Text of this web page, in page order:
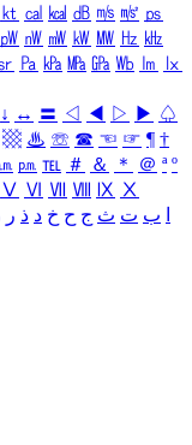
㏏ ㎈ ㎉ ㏈ ㎧ ㎨ ㎰
㎺ ㎻ ㎽ ㎾ ㎿ ㎐ ㎑
㎩ ㎪ ㎫ ㎬ ㏝ ㏐
㏓
↓ ↔ 〓 ◁ ◀ ▷ ▶ ♤
▩ ♨ ☏ ☎ ☜ ☞ ¶ †
㏘ ℡ ＃ ＆ ＊ ＠ ª º
Ⅴ Ⅵ Ⅶ Ⅷ Ⅸ Ⅹ
ب ت ث ج ح خ د ذ ر